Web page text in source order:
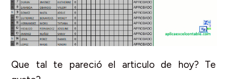
Que tal te pareció el articulo de hoy? Te